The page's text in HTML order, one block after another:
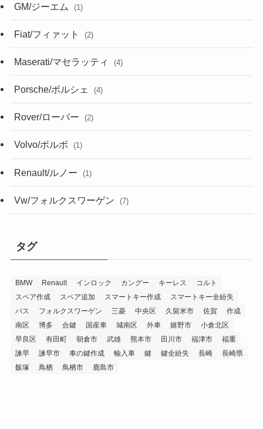
GM/ジーエム (1)
Fiat/フィァット (2)
Maserati/マセラッティ (4)
Porsche/ポルシェ (4)
Rover/ローバー (2)
Volvo/ボルボ (1)
Renault/ルノー (1)
Vw/フォルクスワーゲン (7)
タグ
BMW Renault インロック カングー キーレス
コルト
スペア作成
スペア追加 スマートキー作成
スマートキー全紛失
バス
フォルクスワーゲン 三菱 中央区 久留米市 佐賀
作成
南区
博多 合鍵 国産車 城南区 外車 嬉野市
小倉北区
早良区
有田町 朝倉市 武雄 熊本市 田川市 福津市
福重
諫早
諫早市 車の鍵作成 輸入車 鍵 鍵全紛失 長崎
長崎県
飯塚
鳥栖 鳥栖市 鹿島市